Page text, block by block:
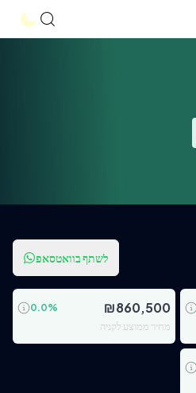
לשתף בוואטסאפ
₪860,500
0.0%
מחיר ממוצע לקניה